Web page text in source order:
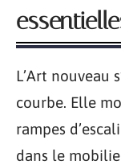
L’Art nouveau
courbe. Elle
rampes
dans le